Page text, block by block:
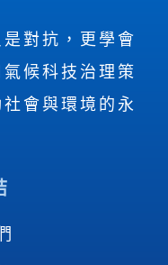
對抗，更學會
候科技治理策
會與環境的永